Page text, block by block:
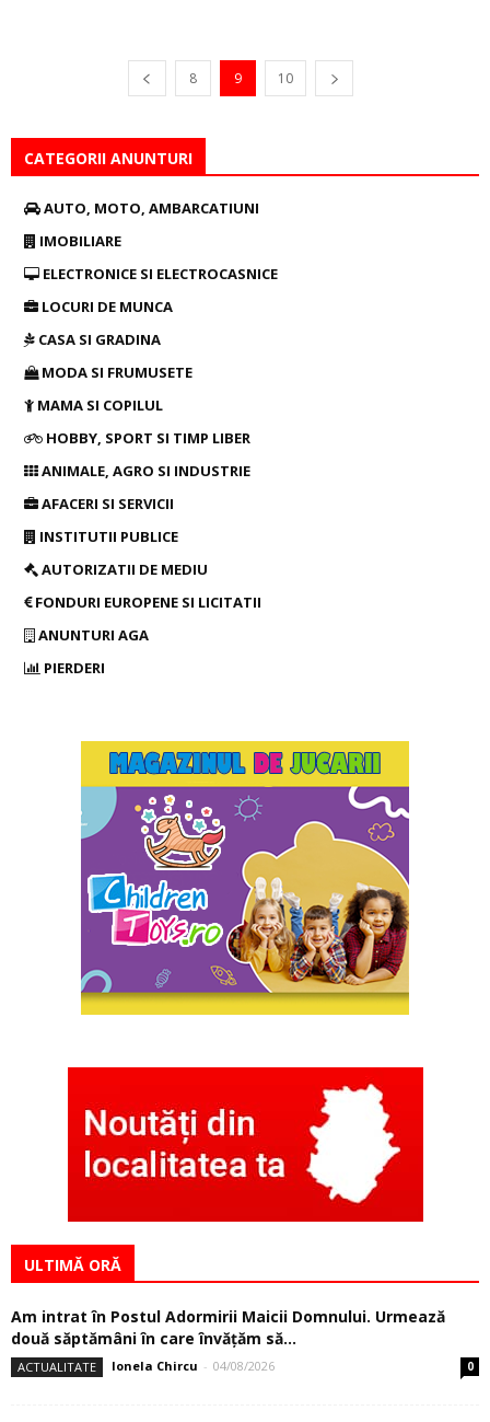
8 9 10
CATEGORII ANUNTURI
AUTO, MOTO, AMBARCATIUNI
IMOBILIARE
ELECTRONICE SI ELECTROCASNICE
LOCURI DE MUNCA
CASA SI GRADINA
MODA SI FRUMUSETE
MAMA SI COPILUL
HOBBY, SPORT SI TIMP LIBER
ANIMALE, AGRO SI INDUSTRIE
AFACERI SI SERVICII
INSTITUTII PUBLICE
AUTORIZATII DE MEDIU
FONDURI EUROPENE SI LICITATII
ANUNTURI AGA
PIERDERI
ULTIMĂ ORĂ
Am intrat în Postul Adormirii Maicii Domnului. Urmează
două săptămâni în care învăţăm să...
ACTUALITATE Ionela Chircu - 04/08/2026 0